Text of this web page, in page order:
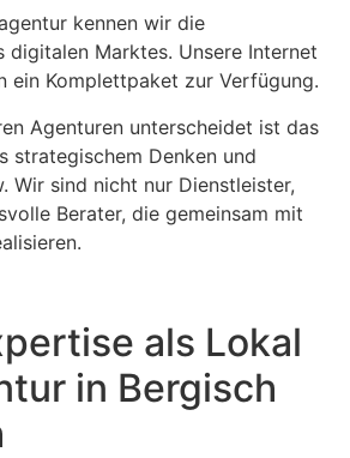
kennen wir die
digitalen Marktes. Unsere Internet
ein Komplettpaket zur Verfügung.
Agenturen unterscheidet ist das
strategischem Denken und
Wir sind nicht nur Dienstleister,
Berater, die gemeinsam mit
als Lokal
in Bergisch